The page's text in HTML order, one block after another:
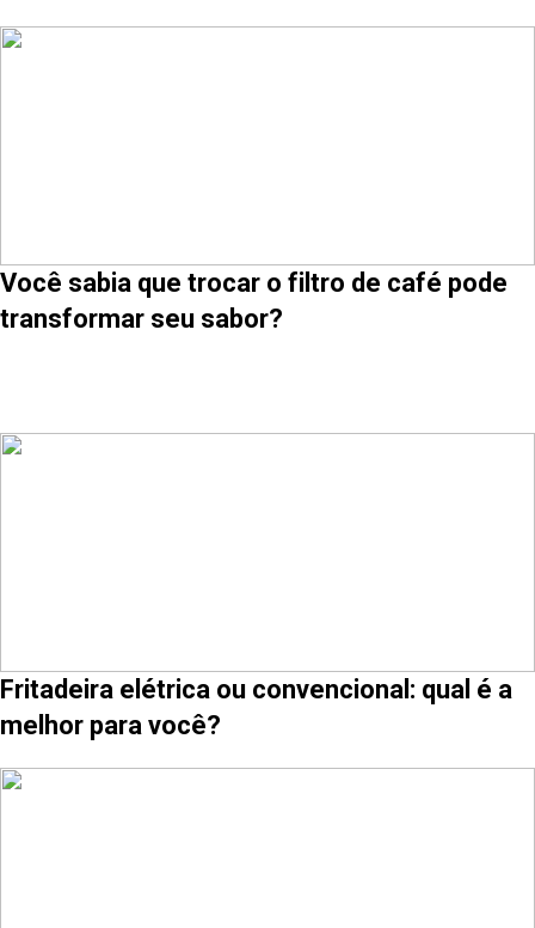
Você sabia que trocar o filtro de café pode
transformar seu sabor?
Fritadeira elétrica ou convencional: qual é a
melhor para você?